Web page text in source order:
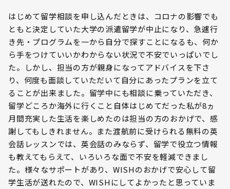
はじめて留学相談を申し込んだときは、コロナの影響でも
ともと決定していた大学の派遣留学が中止になり、急遽行
き先・プログラムを一から自分で探すことになるも、何か
ら手をつけていいかわからない状況で不安でいっぱいでし
た。しかし、担当の方が親身になってアドバイスを下さ
り、何度も面談していただいて自分にあったプランを立て
ることが出来ました。留学中にも相談に乗っていただき、
留学どころか海外に行くこと自体はじめてだった私が8ヵ
月間充実した生活を楽しめたのは担当の方のおかげで、感
謝してもしきれません。また渡航前に受けられる無料の英
会話レッスンでは、英会話のみならず、留学で役立つ情報
も教えてもらえて、いろいろな面で不安を軽減できまし
た。様々なサポートがあり、WISHのおかげで安心して留
学生活が送れたので、WISHにしてよかったと思っていま